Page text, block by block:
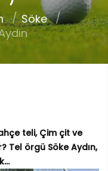
Söke
teli, Çim çit ve
Tel örgü Söke Aydın,